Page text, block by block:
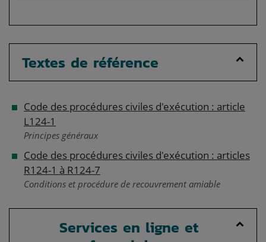
Textes de référence
Code des procédures civiles d'exécution : article
L124-1
Principes généraux
Code des procédures civiles d'exécution : articles
R124-1 à R124-7
Conditions et procédure de recouvrement amiable
Services en ligne et